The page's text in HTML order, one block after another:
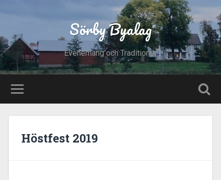
Sörby Byalag
Evenemang och Traditioner
Höstfest 2019